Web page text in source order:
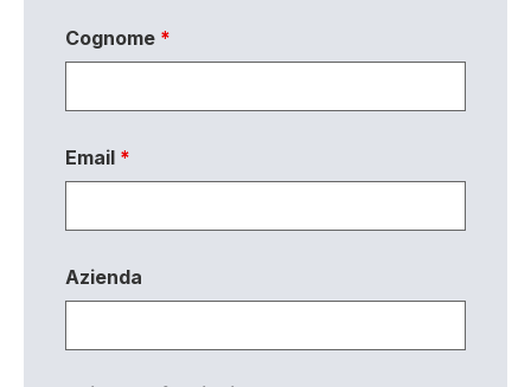
Cognome *
Email *
Azienda